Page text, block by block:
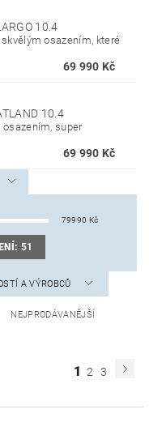
10.4
osazením, které
69 990 Kč
10.4
super
69 990 Kč
79990 Kč
51
A VÝROBCŮ
NEJPRODÁVANĚJŠÍ
1 2
3